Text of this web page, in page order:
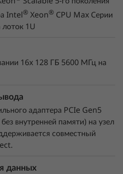
и плотности
оснащен двумя
Intel® Xeon® CPU Max Cерии
лоток 1U
16x 128 ГБ 5600 МГц на
адаптера PCIe Gen5
внутренней памяти) на узел
совместный
данных